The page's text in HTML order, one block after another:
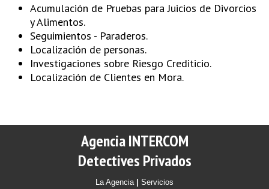
Acumulación de Pruebas para Juicios de Divorcios
y Alimentos.
Seguimientos - Paraderos.
Localización de personas.
Investigaciones sobre Riesgo Crediticio.
Localización de Clientes en Mora.
Agencia INTERCOM
Detectives Privados
La Agencia | Servicios